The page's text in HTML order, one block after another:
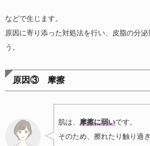
などで生じます。
原因に寄り添った対処法を行い、皮脂の分泌
う。
原因③ 摩擦
肌は、 摩擦に弱いです。
そのため、擦れたり触り過